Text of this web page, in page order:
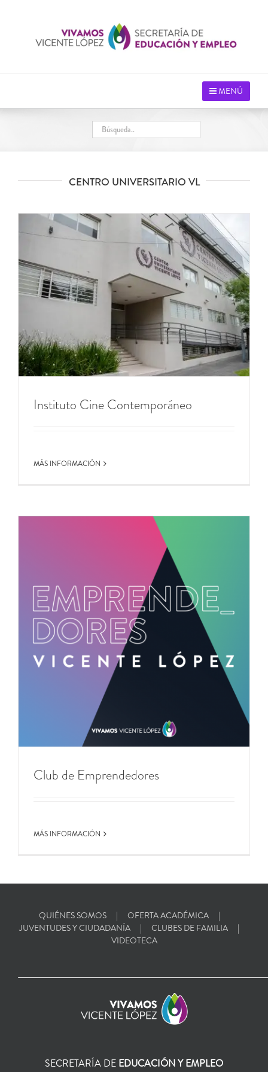
MENÚ
CENTRO UNIVERSITARIO VL
Instituto Cine Contemporáneo
MÁS INFORMACIÓN
Club de Emprendedores
MÁS INFORMACIÓN
QUIÉNES SOMOS
OFERTA ACADÉMICA
JUVENTUDES Y CIUDADANÍA
CLUBES DE FAMILIA
VIDEOTECA
SECRETARÍA DE EDUCACIÓN Y EMPLEO